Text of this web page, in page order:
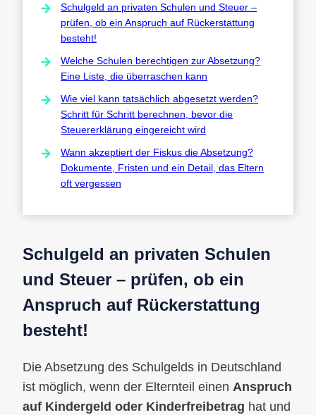
Schulgeld an privaten Schulen und Steuer –
prüfen, ob ein Anspruch auf Rückerstattung
besteht!
Welche Schulen berechtigen zur Absetzung?
Eine Liste, die überraschen kann
Wie viel kann tatsächlich abgesetzt werden?
Schritt für Schritt berechnen, bevor die
Steuererklärung eingereicht wird
Wann akzeptiert der Fiskus die Absetzung?
Dokumente, Fristen und ein Detail, das Eltern
oft vergessen
Schulgeld an privaten Schulen
und Steuer – prüfen, ob ein
Anspruch auf Rückerstattung
besteht!
Die Absetzung des Schulgelds in Deutschland
ist möglich, wenn der Elternteil einen Anspruch
auf Kindergeld oder Kinderfreibetrag hat und